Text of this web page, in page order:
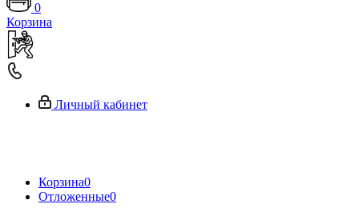
0
Корзина
Личный кабинет
Корзина0
Отложенные0